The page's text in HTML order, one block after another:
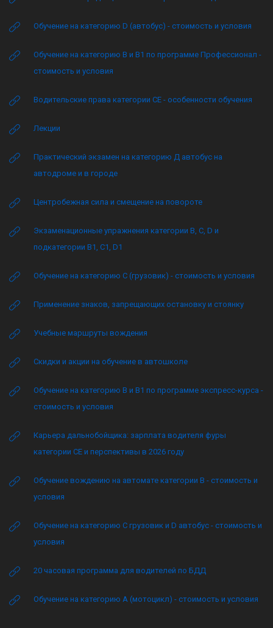
Обучение на категорию D (автобус) - стоимость и условия
Обучение на категорию B и B1 по программе Профессионал -
стоимость и условия
Водительские права категории CE - особенности обучения
Лекции
Практический экзамен на категорию Д автобус на
автодроме и в городе
Центробежная сила и смещение на повороте
Экзаменационные упражнения категории B, C, D и
подкатегории B1, C1, D1
Обучение на категорию C (грузовик) - стоимость и условия
Применение знаков, запрещающих остановку и стоянку
Учебные маршруты вождения
Скидки и акции на обучение в автошколе
Обучение на категорию B и B1 по программе экспресс-курса -
стоимость и условия
Карьера дальнобойщика: зарплата водителя фуры
категории CE и перспективы в 2026 году
Обучение вождению на автомате категории B - стоимость и
условия
Обучение на категорию C грузовик и D автобус - стоимость и
условия
20 часовая программа для водителей по БДД
Обучение на категорию А (мотоцикл) - стоимость и условия